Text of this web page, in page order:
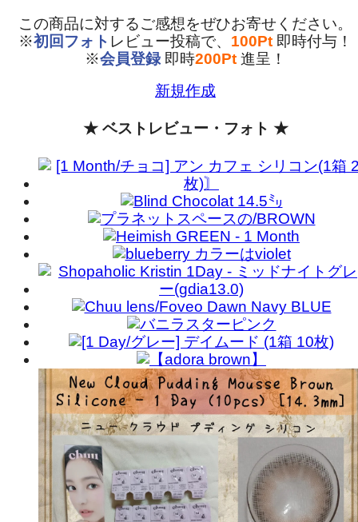
この商品に対するご感想をぜひお寄せください。
※初回フォト レビュー投稿で、 100Pt 即時付与！
※会員登録即時200Pt 進呈！
新規作成
★ ベストレビュー・フォト ★